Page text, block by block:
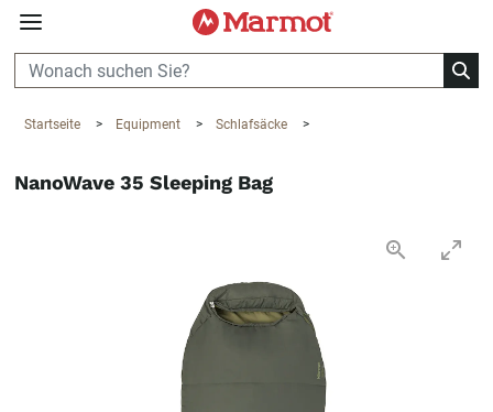
360°
Startseite > Equipment > Schlafsäcke >
NanoWave 35 Sleeping Bag